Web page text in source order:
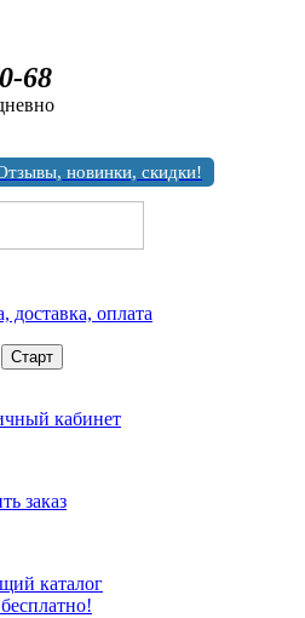
68
новинки, скидки!
оплата
кабинет
заказ
каталог